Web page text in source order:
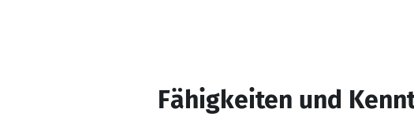
Fähigkeiten und